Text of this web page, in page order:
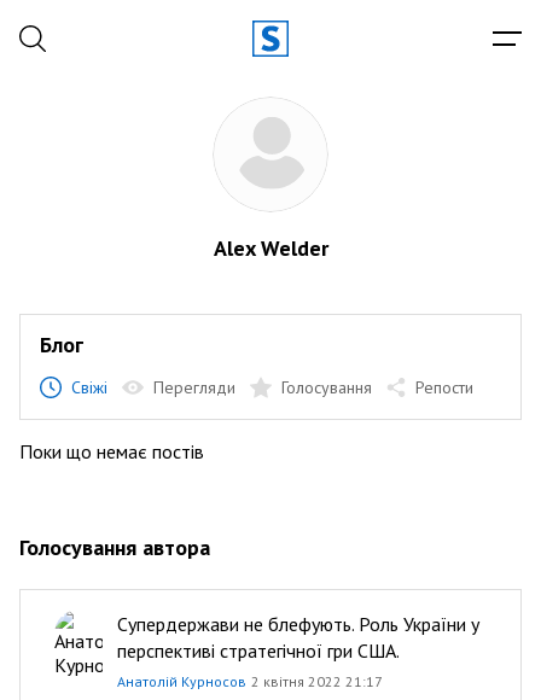
Alex Welder
Блог
Свіжі Перегляди Голосування Репости
Поки що немає постів
Голосування автора
Супердержави не блефують. Роль України у
перспективі стратегічної гри США.
Анатолій Курносов 2 квітня 2022 21:17